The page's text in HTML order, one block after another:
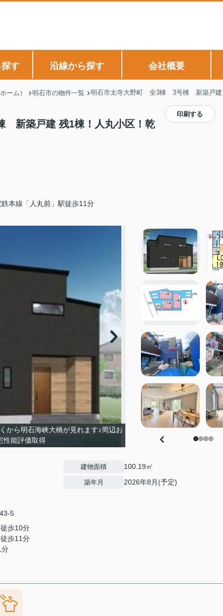
す 沿線から探す 会社概要
ーム） 明石市の物件一覧 明石市太寺大野町 全3棟 3号棟 新築戸建
築戸建 残1棟！人丸小区！乾
鉄本線「人丸前」駅徒歩11分
印刷する
から明石海峡大橋が見れます♪周辺お
性能評価取得
5
徒歩10分
徒歩11分
分
建物面積 100.19㎡
築年月 2026年8月(予定)